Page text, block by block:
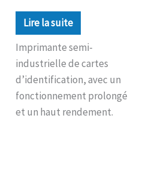
Lire la suite
Imprimante semi-
industrielle de cartes
d’identification, avec un
fonctionnement prolongé
et un haut rendement.